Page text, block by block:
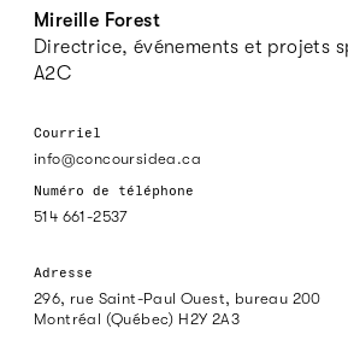
Mireille Forest
Directrice, événements et projets
A2C
Courriel
info@concoursidea.ca
Numéro de téléphone
514 661-2537
Adresse
296, rue Saint-Paul Ouest, bureau 200
Montréal (Québec) H2Y 2A3